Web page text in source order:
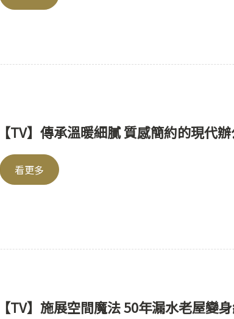
【TV】傳承溫暖細膩 質感簡約的現代
看更多
【TV】施展空間魔法 50年漏水老屋變